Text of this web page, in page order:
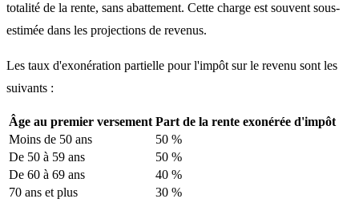
totalité de la rente, sans abattement. Cette charge est souvent sous-
estimée dans les projections de revenus.
Les taux d'exonération partielle pour l'impôt sur le revenu sont les
suivants :
Âge au premier versement Part de la rente exonérée d'impôt
Moins de 50 ans
50 %
De 50 à 59 ans
50 %
De 60 à 69 ans
40 %
70 ans et plus
30 %